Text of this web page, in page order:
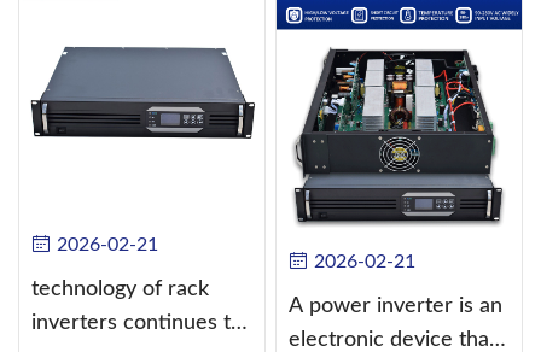
2026-02-21
technology of rack
inverters continues to
2026-02-21
A power inverter is an
electronic device that